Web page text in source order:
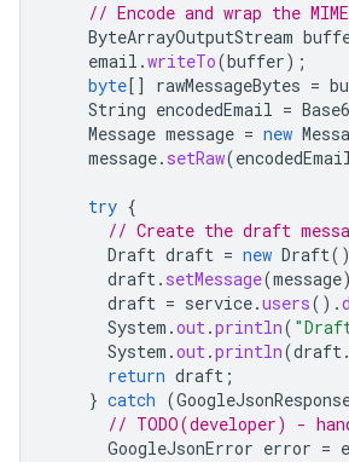
// Encode and wrap the
ByteArrayOutputStream
email .writeTo(buffer);
byte[] rawMessageBytes =
String encodedEmail =
Message message = new
message. setRaw(
try {
// Create the draft
Draft draft = new Draft
draft. setMessage(message
draft = service.users().
System .out.println(
System .out.println(draft.
return draft ;
} catch (
// TODO(developer) -
GoogleJsonError error = e